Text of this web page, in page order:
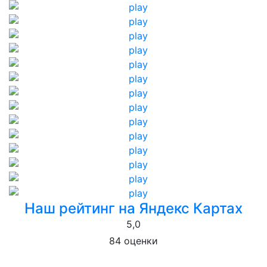
Наш рейтинг на Яндекс Картах
5,0
84 оценки